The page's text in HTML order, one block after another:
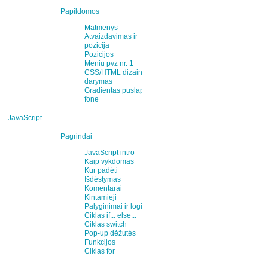
Papildomos
Matmenys
Atvaizdavimas ir
pozicija
Pozicijos
Meniu pvz nr. 1
CSS/HTML dizaino
darymas
Gradientas puslapio
fone
JavaScript
Pagrindai
JavaScript intro
Kaip vykdomas
Kur padėti
Išdėstymas
Komentarai
Kintamieji
Palyginimai ir logika
Ciklas if... else...
Ciklas switch
Pop-up dėžutės
Funkcijos
Ciklas for